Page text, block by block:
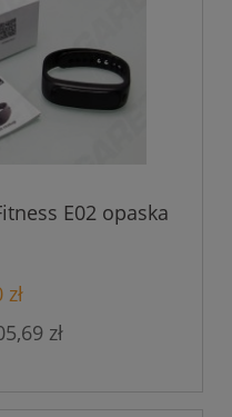
E02 opaska
zł